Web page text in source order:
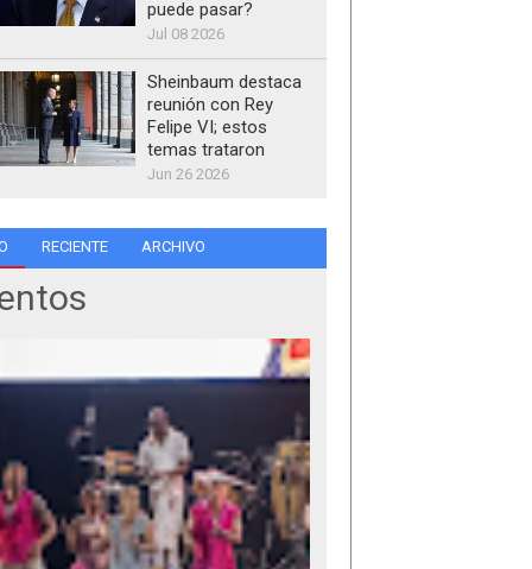
puede pasar?
Jul 08 2026
Sheinbaum destaca
reunión con Rey
Felipe VI; estos
temas trataron
Jun 26 2026
RECIENTE ARCHIVO